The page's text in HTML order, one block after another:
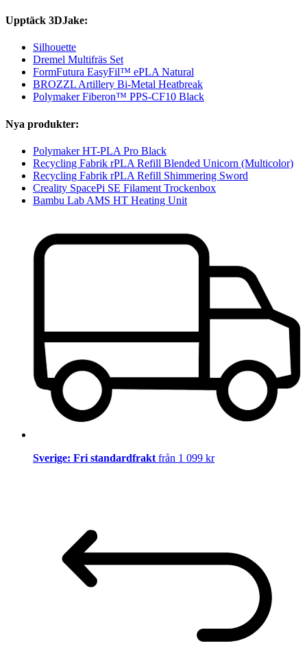
Upptäck 3DJake:
Silhouette
Dremel Multifräs Set
FormFutura EasyFil™ ePLA Natural
BROZZL Artillery Bi-Metal Heatbreak
Polymaker Fiberon™ PPS-CF10 Black
Nya produkter:
Polymaker HT-PLA Pro Black
Recycling Fabrik rPLA Refill Blended Unicorn (Multicolor)
Recycling Fabrik rPLA Refill Shimmering Sword
Creality SpacePi SE Filament Trockenbox
Bambu Lab AMS HT Heating Unit
Sverige: Fri standardfrakt från 1 099 kr